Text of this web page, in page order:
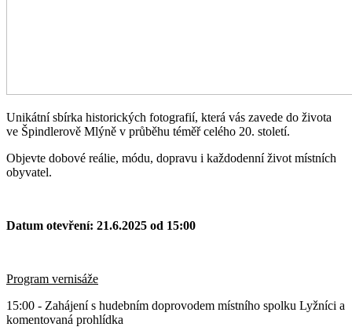
Unikátní sbírka historických fotografií, která vás zavede do života
ve Špindlerově Mlýně v průběhu téměř celého 20. století.
Objevte dobové reálie, módu, dopravu i každodenní život místních
obyvatel.
Datum otevření: 21.6.2025 od 15:00
Program vernisáže
15:00 - Zahájení s hudebním doprovodem místního spolku Lyžníci a
komentovaná prohlídka